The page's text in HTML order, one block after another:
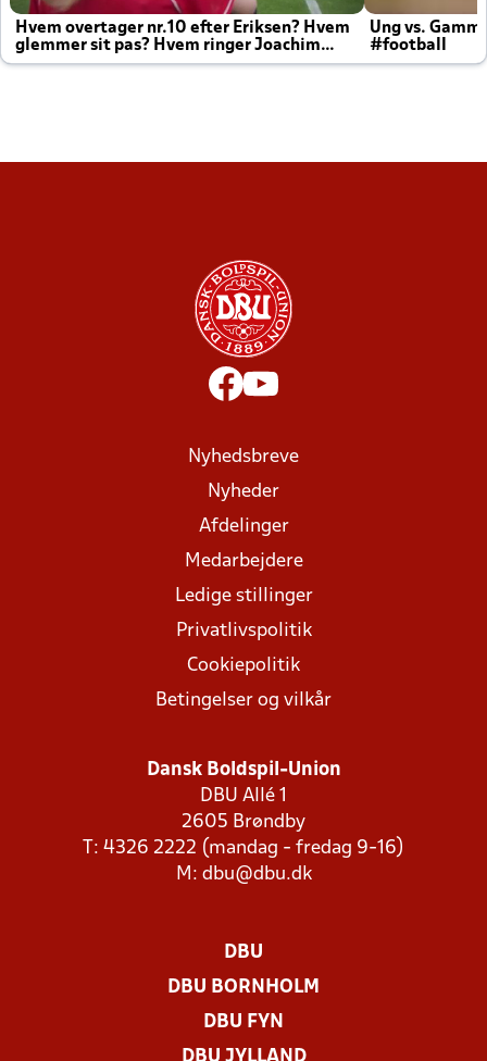
Hvem overtager nr.10 efter Eriksen? Hvem
glemmer sit pas? Hvem ringer Joachim
altid til efter kampe?
Ung vs.
#football
Nyhedsbreve
Nyheder
Afdelinger
Medarbejdere
Ledige stillinger
Privatlivspolitik
Cookiepolitik
Betingelser og vilkår
Dansk Boldspil-Union
DBU Allé 1
2605 Brøndby
T: 4326 2222 (mandag - fredag 9-16)
M: dbu@dbu.dk
DBU
DBU BORNHOLM
DBU FYN